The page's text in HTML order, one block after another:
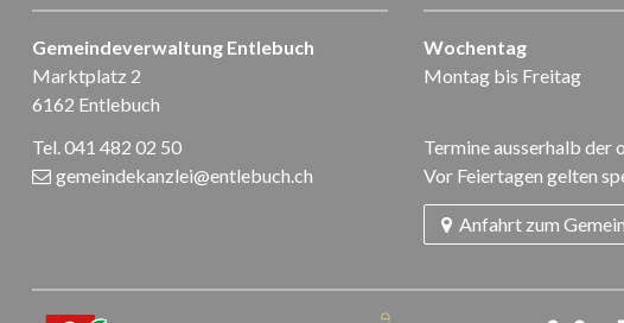
Gemeindeverwaltung Entlebuch
Marktplatz 2
6162 Entlebuch
Tel. 041 482 02 50
gemeindekanzlei@entlebuch.ch
Wochentag
Montag bis Freitag
Termine ausserhalb
Vor Feiertagen gelten
Anfahrt zum